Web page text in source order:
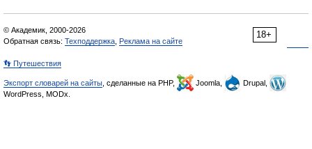
18+
© Академик, 2000-2026
Обратная связь: Техподдержка Реклама на сайте
👣 Путешествия
Экспорт словарей на сайты , сделанные на PHP, Joomla,
Drupal,
WordPress, MODx.